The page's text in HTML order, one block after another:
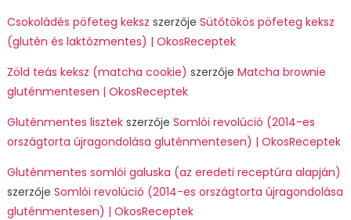
Csokoládés pöfeteg keksz szerzője Sütőtökös pöfeteg keksz
(glutén és laktózmentes) | OkosReceptek
Zöld teás keksz (matcha cookie) szerzője Matcha brownie
gluténmentesen | OkosReceptek
Gluténmentes lisztekszerzője Somlói revolúció (2014-es
országtorta újragondolása gluténmentesen) | OkosReceptek
Gluténmentes somlói galuska (az eredeti receptúra alapján)
szerzője Somlói revolúció (2014-es országtorta újragondolása
gluténmentesen) | OkosReceptek